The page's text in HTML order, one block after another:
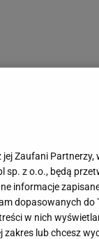
jej Zaufani Partnerzy,
sp. z o.o., będą
informacje
dopasowanych do
w nich
lub chcesz